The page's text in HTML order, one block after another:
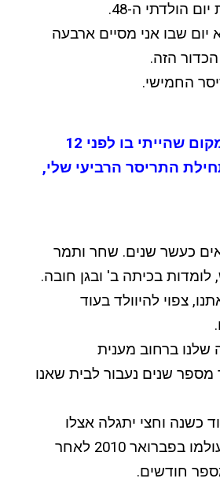
הולדתי ה-48.
48 הוא יום שבו אני מסיים ארבעה
הזה.
החמישי.
רפלקציה על המקום שהייתי בו לפני 12
התריסר הרביעי שלי,
כעשר שנים. שחר ותמר
לומדות בכיתה ב' ובגן חובה.
צפוי להיוולד בעוד
שלנו ברחוב מענית
שנים נעבור לבית שאנו
כשנה וחצי יתגלה אצלו
סרטן והוא ילך לעולמו בפברואר 2010 לאחר
חודשים.